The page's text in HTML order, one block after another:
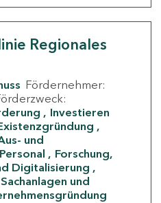
Regionales
Fördernehmer:
Investieren
und
Forschung,
Digitalisierung
und